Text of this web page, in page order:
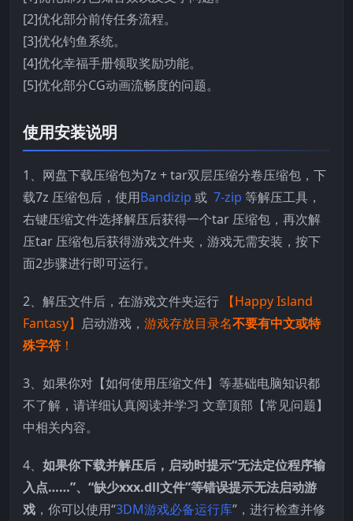
[2]优化部分前传任务流程。
[3]优化钓鱼系统。
[4]优化幸福手册领取奖励功能。
[5]优化部分CG动画流畅度的问题。
使用安装说明
1、网盘下载压缩包为7z + tar双层压缩分卷压缩包，下
载7z 压缩包后，使用Bandizip 或 7-zip 等解压工具，
右键压缩文件选择解压后获得一个tar 压缩包，再次解
压tar 压缩包后获得游戏文件夹，游戏无需安装，按下
面2步骤进行即可运行。
2、解压文件后，在游戏文件夹运行 【Happy Island
Fantasy】 启动游戏， 游戏存放目录名不要有中文或特
殊字符 ！
3、如果你对【如何使用压缩文件】等基础电脑知识都
不了解，请详细认真阅读并学习 文章顶部【常见问题】
中相关内容。
4、 如果你下载并解压后，启动时提示“无法定位程序输
入点……”、“缺少xxx.dll文件”等错误提示无法启动游
戏 ，你可以使用“3DM游戏必备运行库”，进行检查并修